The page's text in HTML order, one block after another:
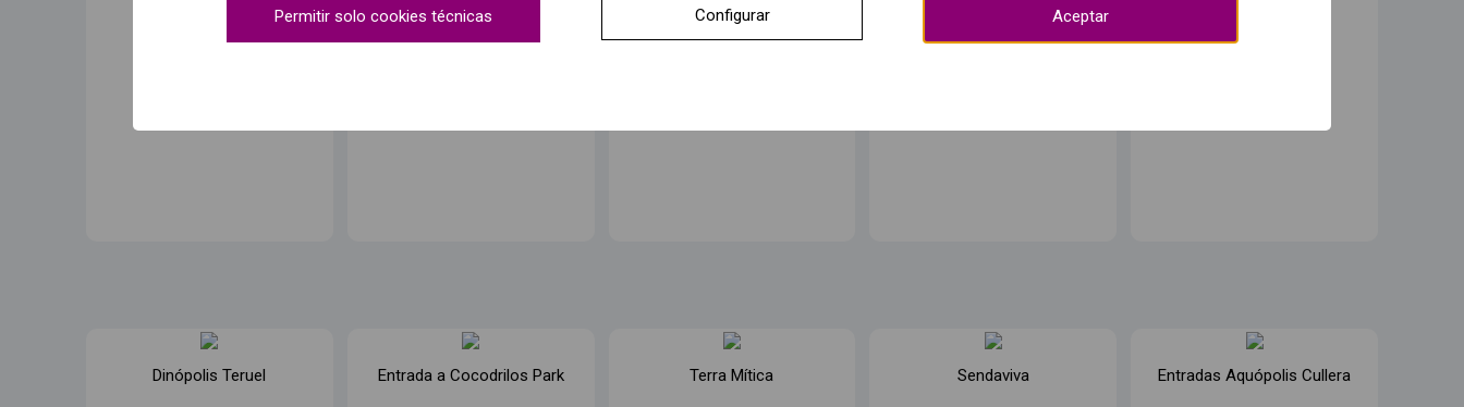
Dinópolis Teruel Entrada a Cocodrilos Park Terra Mítica Sendaviva Entradas Aquópolis Cullera
Aceptar
Configurar
Permitir solo cookies técnicas